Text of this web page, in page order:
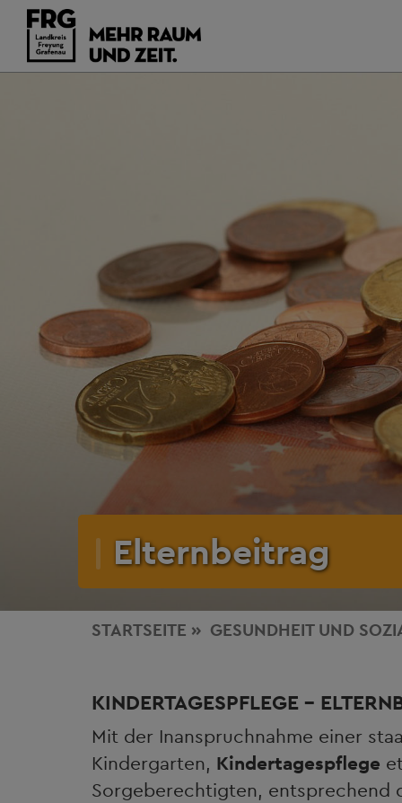
Elternbeitrag
STARTSEITE GESUNDHEIT UND
KINDERTAGESPFLEGE -
Mit der Inanspruchnahme einer
Kindergarten, Kindertagespflege
Sorgeberechtigten, entsprechend